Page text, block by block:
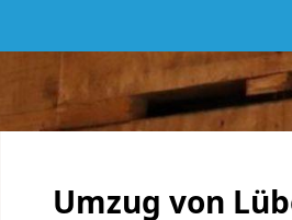
Umzug von